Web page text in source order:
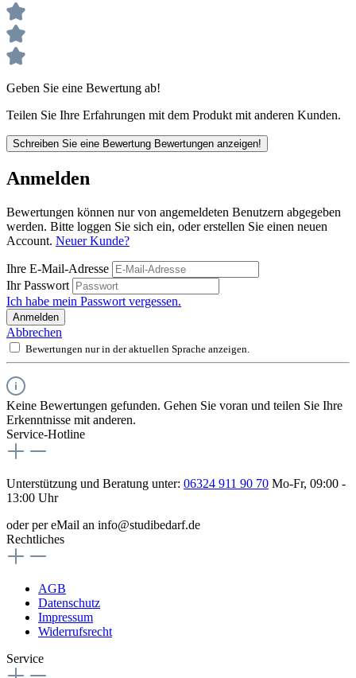
Geben Sie eine Bewertung ab!
Teilen Sie Ihre Erfahrungen mit dem Produkt mit anderen Kunden.
Schreiben Sie eine Bewertung Bewertungen anzeigen!
Anmelden
Bewertungen können nur von angemeldeten Benutzern abgegeben
werden. Bitte loggen Sie sich ein, oder erstellen Sie einen neuen
Account. Neuer Kunde?
Ihre E-Mail-Adresse
Ihr Passwort
Ich habe mein Passwort vergessen.
Anmelden
Abbrechen
Bewertungen nur in der aktuellen Sprache anzeigen.
Keine Bewertungen gefunden. Gehen Sie voran und teilen Sie Ihre
Erkenntnisse mit anderen.
Service-Hotline
Unterstützung und Beratung unter: 06324 911 90 70 Mo-Fr, 09:00 -
13:00 Uhr
oder per eMail an info@studibedarf.de
Rechtliches
AGB
Datenschutz
Impressum
Widerrufsrecht
Service